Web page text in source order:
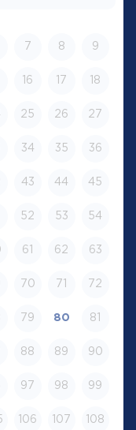
7 8 9
16 17 18
25 26 27
34 35 36
43 44 45
52 53 54
61 62 63
70 71 72
79 80 81
88 89 90
97 98 99
106 107 108